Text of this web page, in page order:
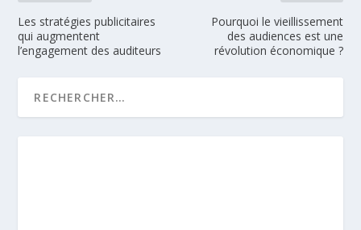
Les stratégies publicitaires
qui augmentent
l’engagement des auditeurs
Pourquoi le vieillissement
des audiences est une
révolution économique ?